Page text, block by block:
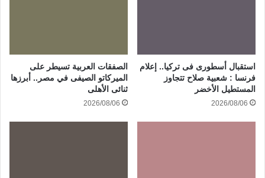
استقبال أسطورى فى تركيا.. إعلام
فرنسا : شعبية صلاح تتجاوز
المستطيل الأخضر
2026/08/06
الصفقات العربية تسيطر على
الميركاتو الصيفى في مصر.. أبرزها
ثنائى الأهلى
2026/08/06